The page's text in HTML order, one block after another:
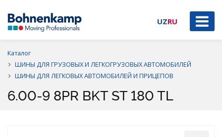
UZRU
Каталог
ШИНЫ ДЛЯ ГРУЗОВЫХ И ЛЕГКОГРУЗОВЫХ АВТОМОБИЛЕЙ
ШИНЫ ДЛЯ ЛЕГКОВЫХ АВТОМОБИЛЕЙ И ПРИЦЕПОВ
6.00-9 8PR BKT ST 180 TL